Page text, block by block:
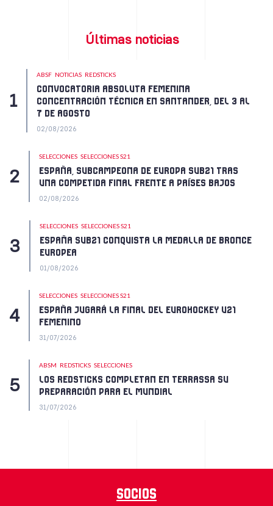
Últimas noticias
ABSF NOTICIAS REDSTICKS
CONVOCATORIA ABSOLUTA FEMENINA
CONCENTRACIÓN TÉCNICA EN SANTANDER, DEL 3 AL
7 DE AGOSTO
02/08/2026
SELECCIONES SELECCIONES S21
ESPAÑA, SUBCAMPEONA DE EUROPA SUB21 TRAS
UNA COMPETIDA FINAL FRENTE A PAÍSES BAJOS
02/08/2026
SELECCIONES SELECCIONES S21
ESPAÑA SUB21 CONQUISTA LA MEDALLA DE BRONCE
EUROPEA
01/08/2026
SELECCIONES SELECCIONES S21
ESPAÑA JUGARÁ LA FINAL DEL EUROHOCKEY U21
FEMENINO
31/07/2026
ABSM REDSTICKS SELECCIONES
LOS REDSTICKS COMPLETAN EN TERRASSA SU
PREPARACIÓN PARA EL MUNDIAL
31/07/2026
Socios